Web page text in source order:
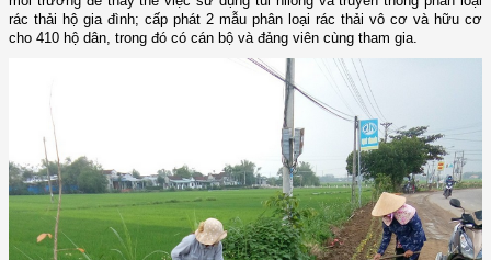
rác thải hộ gia đình; cấp phát 2 mẫu phân loại rác thải vô cơ và hữu cơ
cho 410 hộ dân, trong đó có cán bộ và đảng viên cùng tham gia.